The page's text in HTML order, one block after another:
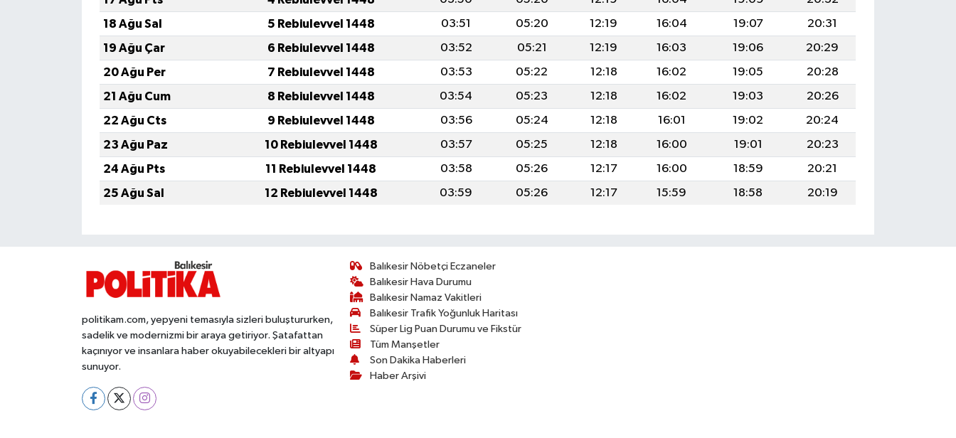
18 Ağu Sal
5 Rebiulevvel 1448 03:51 05:20 12:19 16:04 19:07
20:31
19 Ağu Çar
6 Rebiulevvel 1448 03:52 05:21 12:19 16:03 19:06
20:29
20 Ağu Per
7 Rebiulevvel 1448 03:53 05:22 12:18 16:02 19:05
20:28
21 Ağu Cum
8 Rebiulevvel 1448 03:54 05:23 12:18 16:02 19:03
20:26
22 Ağu Cts
9 Rebiulevvel 1448 03:56 05:24 12:18 16:01 19:02
20:24
23 Ağu Paz
10 Rebiulevvel 1448 03:57 05:25 12:18 16:00 19:01
20:23
24 Ağu Pts
11 Rebiulevvel 1448 03:58 05:26 12:17 16:00 18:59
20:21
25 Ağu Sal
12 Rebiulevvel 1448 03:59 05:26 12:17 15:59 18:58 20:19
politikam.com, yepyeni temasıyla sizleri buluştururken,
sadelik ve modernizmi bir araya getiriyor. Şatafattan
kaçınıyor ve insanlara haber okuyabilecekleri bir altyapı
sunuyor.
Balıkesir Nöbetçi Eczaneler
Balıkesir Hava Durumu
Balıkesir Namaz Vakitleri
Balıkesir Trafik Yoğunluk Haritası
Süper Lig Puan Durumu ve Fikstür
Tüm Manşetler
Son Dakika Haberleri
Haber Arşivi
OTOMOTİV
Resmi İlanlar
SEYAHAT
Sındırgı
SÜRMANŞET